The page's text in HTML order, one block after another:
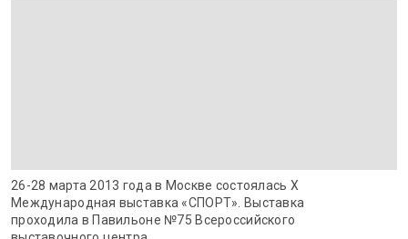
26-28 марта 2013 года в Москве состоялась Х
Международная выставка «СПОРТ». Выставка
проходила в Павильоне №75 Всероссийского